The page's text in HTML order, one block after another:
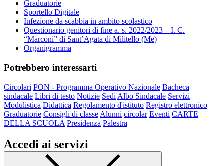
Graduatorie
Sportello Digitale
Infezione da scabbia in ambito scolastico
Questionario genitori di fine a. s. 2022/2023 – I. C.
“Marconi” di Sant’Agata di Militello (Me)
Organigramma
Potrebbero interessarti
Circolari PON - Programma Operativo Nazionale Bacheca
sindacale Libri di testo Notizie Sedi Albo Sindacale Servizi
Modulistica Didattica Regolamento d'istituto Registro elettronico
Graduatorie Consigli di classe Alunni circolar Eventi CARTE
DELLA SCUOLA Presidenza Palestra
Accedi ai servizi